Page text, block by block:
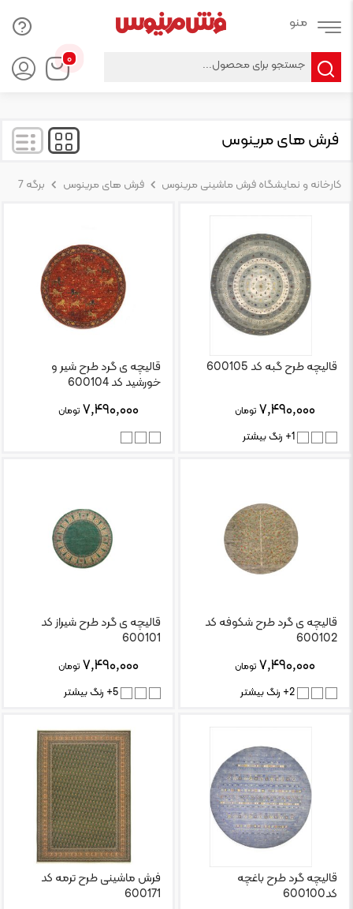
۰
Products
search
فرش های مرینوس
کارخانه و نمایشگاه فرش ماشینی مرینوس فرش های مرینوس برگه 7
قالیچه طرح گبه کد 600105
۷,۴۹۰,۰۰۰ تومان
1+ رنگ بیشتر
قالیچه ی گرد طرح شیر و
خورشید کد 600104
۷,۴۹۰,۰۰۰ تومان
قالیچه ی گرد طرح شکوفه کد
600102
۷,۴۹۰,۰۰۰ تومان
2+ رنگ بیشتر
قالیچه ی گرد طرح شیراز کد
600101
۷,۴۹۰,۰۰۰ تومان
5+ رنگ بیشتر
قالیچه گرد طرح باغچه
کد600100
فرش ماشینی طرح ترمه کد
600171